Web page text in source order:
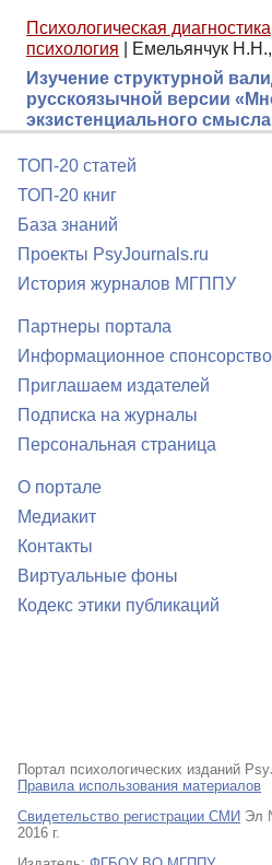
Психологическая диагностика
психология
Емельянчук
Изучение структурной
русскоязычной версии
экзистенциального
ТОП-20 статей
ТОП-20 книг
База знаний
Проекты PsyJournals.ru
История журналов МГППУ
Партнеры портала
Информационное спонсорство
Приглашаем издателей
Подписка на журналы
Персональная страница
О портале
Медиакит
Контакты
Виртуальные фоны
Кодекс этики публикаций
Портал психологических изданий
Правила использования материалов
Свидетельство регистрации СМИ Эл
2016 г.